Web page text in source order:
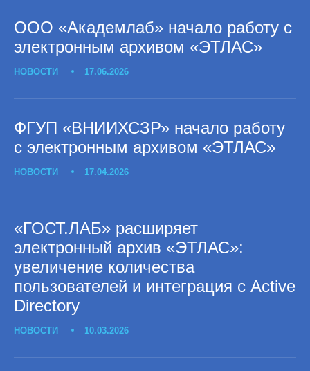
ООО «Академлаб» начало работу с
электронным архивом «ЭТЛАС»
НОВОСТИ 17.06.2026
ФГУП «ВНИИХСЗР» начало работу
с электронным архивом «ЭТЛАС»
НОВОСТИ 17.04.2026
«ГОСТ.ЛАБ» расширяет
электронный архив «ЭТЛАС»:
увеличение количества
пользователей и интеграция с Active
Directory
НОВОСТИ 10.03.2026